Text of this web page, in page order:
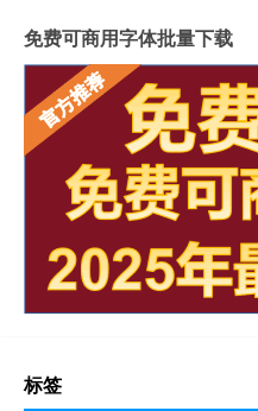
免费可商用字体批量下载
标签